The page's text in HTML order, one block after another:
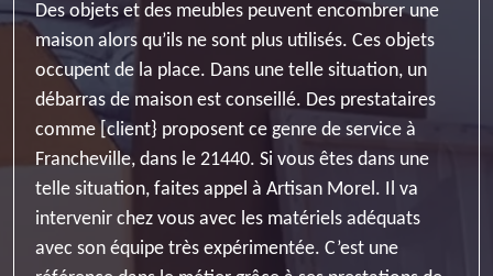
Des objets et des meubles peuvent encombrer une
maison alors qu’ils ne sont plus utilisés. Ces objets
occupent de la place. Dans une telle situation, un
débarras de maison est conseillé. Des prestataires
comme [client} proposent ce genre de service à
Francheville, dans le 21440. Si vous êtes dans une
telle situation, faites appel à Artisan Morel. Il va
intervenir chez vous avec les matériels adéquats
avec son équipe très expérimentée. C’est une